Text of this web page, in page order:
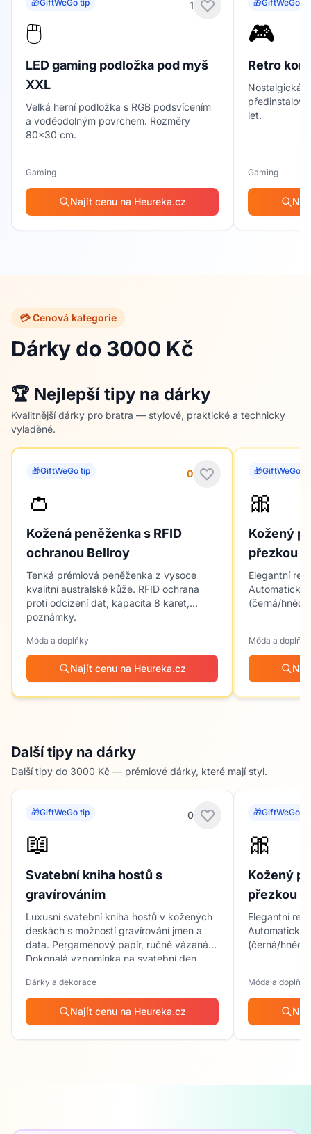
1
🎁GiftWeGo tip
🖱️
LED gaming podložka pod myš
XXL
Velká herní podložka s RGB podsvícením
a voděodolným povrchem. Rozměry
80x30 cm.
Gaming
Najít cenu na Heureka.cz
🎁GiftWeGo tip
🎮
Retro
Nostalgická
let.
Gaming
💳 Cenová kategorie
Dárky do 3000 Kč
🏆 Nejlepší tipy na dárky
Kvalitnější dárky pro bratra — stylové, praktické a technicky
vyladěné.
0
🎁GiftWeGo tip
👛
Kožená peněženka s RFID
ochranou Bellroy
Tenká prémiová peněženka z vysoce
kvalitní australské kůže. RFID ochrana
proti odcizení dat, kapacita 8 karet,
poznámky.
Móda a doplňky
Najít cenu na Heureka.cz
🎁GiftWeGo
🎀
Kožený
přezkou
Elegantní
Automatická
(černá/
Móda a doplňky
Další tipy na dárky
Další tipy do 3000 Kč — prémiové dárky, které mají styl.
0
🎁GiftWeGo tip
📖
Svatební kniha hostů s
gravírováním
Luxusní svatební kniha hostů v kožených
deskách s možností gravírování jmen a
data. Pergamenový papír, ručně vázaná.
Dokonalá vzpomínka na svatební den.
Dárky a dekorace
Najít cenu na Heureka.cz
🎁GiftWeGo tip
🎀
Kožený
přezkou
Elegantní
Automatická
(černá/
Móda a doplňky